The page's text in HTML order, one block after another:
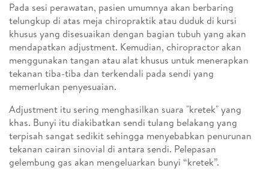
Pada sesi perawatan, pasien umumnya akan berbaring
telungkup di atas meja chiropraktik atau duduk di kursi
khusus yang disesuaikan dengan bagian tubuh yang akan
mendapatkan adjustment. Kemudian, chiropractor akan
menggunakan tangan atau alat khusus untuk menerapkan
tekanan tiba-tiba dan terkendali pada sendi yang
memerlukan penyesuaian.
Adjustment itu sering menghasilkan suara "kretek" yang
khas. Bunyi itu diakibatkan sendi tulang belakang yang
terpisah sangat sedikit sehingga menyebabkan penurunan
tekanan cairan sinovial di antara sendi. Pelepasan
gelembung gas akan mengeluarkan bunyi “kretek”.